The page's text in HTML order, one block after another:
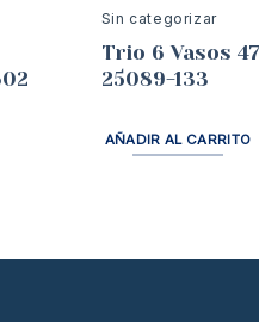
Sin categorizar
Trio 6 Vasos
25089-133
AÑADIR AL CARRITO